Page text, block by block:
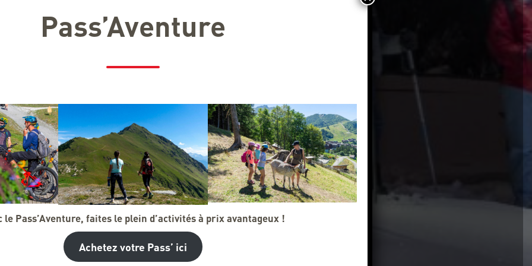
Pass’Aventure
le Pass’Aventure, faites le plein d’activités à prix avantageux !
Achetez votre Pass’ ici